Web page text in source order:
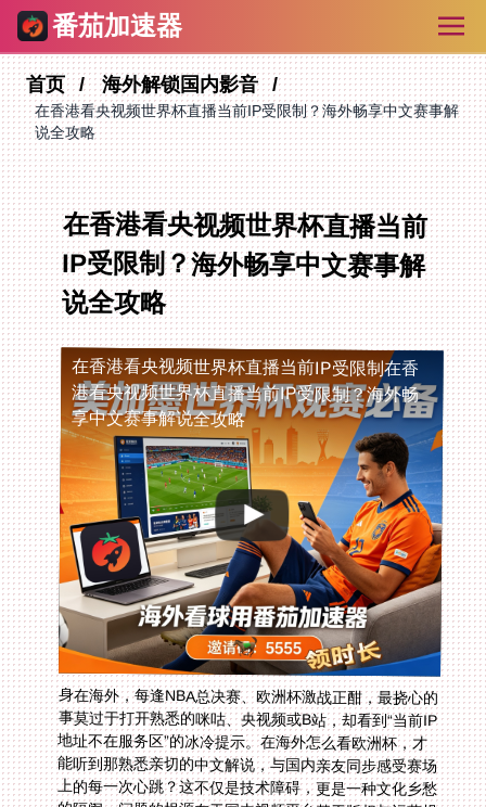
番茄加速器
首页 海外解锁国内影音
在香港看央视频世界杯直播当前IP受限制？海外畅享中文赛事解
说全攻略
在香港看央视频世界杯直播当前
IP受限制？海外畅享中文赛事解
说全攻略
在香港看央视频世界杯直播当前IP受限制在香
港看央视频世界杯直播当前IP受限制？海外畅
享中文赛事解说全攻略
身在海外，每逢NBA总决赛、欧洲杯激战正酣，最挠心的
事莫过于打开熟悉的咪咕、央视频或B站，却看到“当前IP
地址不在服务区”的冰冷提示。在海外怎么看欧洲杯，才
能听到那熟悉亲切的中文解说，与国内亲友同步感受赛场
上的每一次心跳？这不仅是技术障碍，更是一种文化乡愁
的隔阂。问题的根源在于国内视频平台基于版权与运营规
则，对海外IP地址进行了访问限制。别担心，本文将为你
彻底拆解这一难题，核心解决方案便是借助一款可靠的回
国加速工具，绕过地域封锁，无缝连接国内的体育直播盛